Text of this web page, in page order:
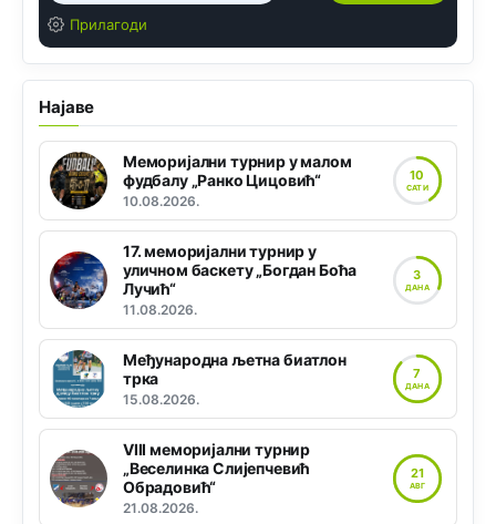
Прилагоди
Најаве
Меморијални турнир у малом
фудбалу „Ранко Цицовић“
10.08.2026.
10
САТИ
17. меморијални турнир у
уличном баскету „Богдан Боћа
Лучић“
11.08.2026.
3
ДАНА
Међународна љетна биатлон
трка
15.08.2026.
7
ДАНА
VIII меморијални турнир
„Веселинка Слијепчевић
Обрадовић“
21.08.2026.
21
АВГ